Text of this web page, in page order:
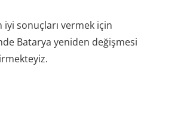
sonuçları vermek için
Batarya yeniden değişmesi